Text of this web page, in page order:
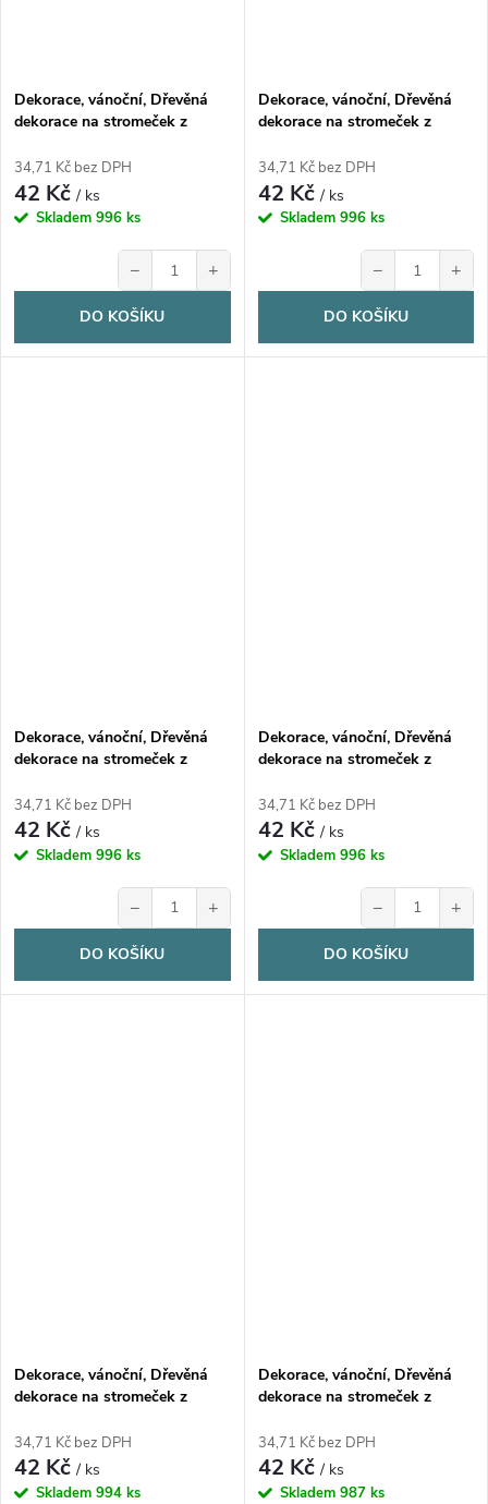
Dekorace, vánoční, Dřevěná
dekorace na stromeček z
34,71 Kč bez DPH
42 Kč/ ks
Skladem 996 ks
− +
DO KOŠÍKU
Dekorace, vánoční, Dřevěná
dekorace na stromeček z
34,71 Kč bez DPH
42 Kč/ ks
Skladem 996 ks
− +
DO KOŠÍKU
Dekorace, vánoční, Dřevěná
dekorace na stromeček z
34,71 Kč bez DPH
42 Kč/ ks
Skladem 996 ks
− +
DO KOŠÍKU
Dekorace, vánoční, Dřevěná
dekorace na stromeček z
34,71 Kč bez DPH
42 Kč/ ks
Skladem 996 ks
− +
DO KOŠÍKU
Dekorace, vánoční, Dřevěná
dekorace na stromeček z
34,71 Kč bez DPH
42 Kč/ ks
Skladem 994 ks
Dekorace, vánoční, Dřevěná
dekorace na stromeček z
1ks
34,71 Kč bez DPH
42 Kč/ ks
Skladem 987 ks